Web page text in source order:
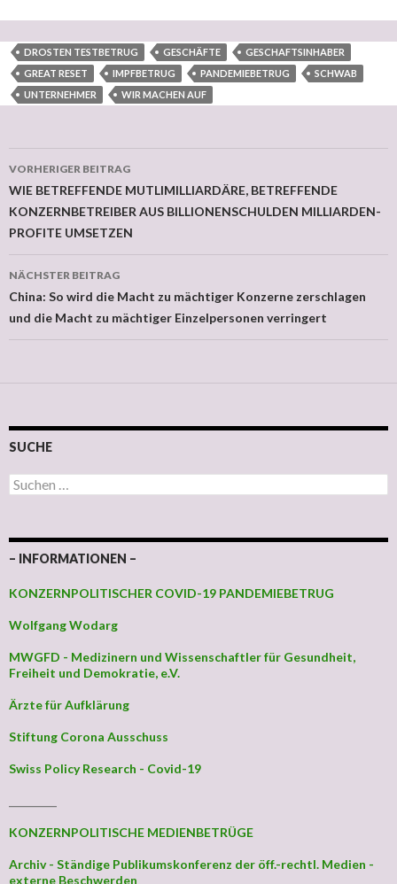
DROSTEN TESTBETRUG GESCHÄFTE
GESCHAFTSINHABER
GREAT RESET
IMPFBETRUG PANDEMIEBETRUG
SCHWAB
UNTERNEHMER
WIR MACHEN AUF
Beitragsnavigation
VORHERIGER BEITRAG
WIE BETREFFENDE MUTLIMILLIARDÄRE, BETREFFENDE
KONZERNBETREIBER AUS BILLIONENSCHULDEN MILLIARDEN-
PROFITE UMSETZEN
NÄCHSTER BEITRAG
China: So wird die Macht zu mächtiger Konzerne zerschlagen
und die Macht zu mächtiger Einzelpersonen verringert
SUCHE
Suchen nach:
– INFORMATIONEN –
KONZERNPOLITISCHER COVID-19 PANDEMIEBETRUG
Wolfgang Wodarg
MWGFD - Medizinern und Wissenschaftler für Gesundheit,
Freiheit und Demokratie, e.V.
Ärzte für Aufklärung
Stiftung Corona Ausschuss
Swiss Policy Research - Covid-19
KONZERNPOLITISCHE MEDIENBETRÜGE
Archiv - Ständige Publikumskonferenz der öff.-rechtl. Medien -
externe Beschwerden